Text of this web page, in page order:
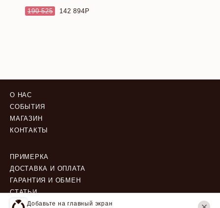
Добавьте на главный экран
190 525 142 894
О НАС
СОБЫТИЯ
МАГАЗИН
КОНТАКТЫ
ПРИМЕРКА
ДОСТАВКА И ОПЛАТА
ГАРАНТИЯ И ОБМЕН
СТАТЬИ